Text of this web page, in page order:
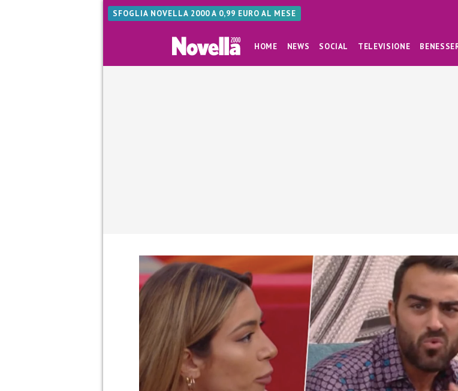
SFOGLIA NOVELLA 2000 A 0,99 EURO AL MESE
HOME NEWS SOCIAL TELEVISIONE